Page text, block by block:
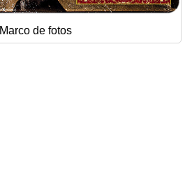
Marco de fotos